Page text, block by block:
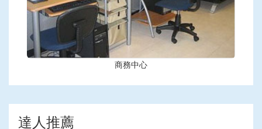
商務中心
達人推薦